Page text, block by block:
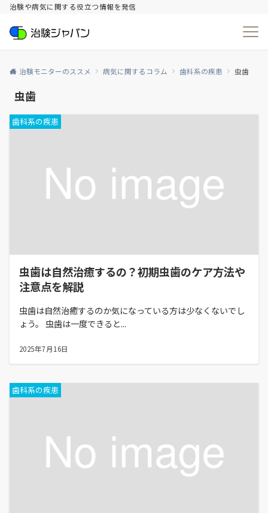
治験や病気に関する役立つ情報を発信
治験モニターのススメ 病気に関するコラム 歯科系の疾患 虫歯
虫歯
歯科系の疾患
虫歯は自然治癒するの？初期虫歯のケア方法や
注意点を解説
虫歯は自然治癒するのか気になっている方は少なくないでし
ょう。 虫歯は一度できると...
2025年7月16日
歯科系の疾患